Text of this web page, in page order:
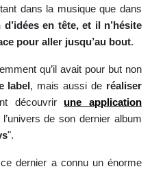
dans la musique que dans
d’idées en tête, et il n’hésite
pour aller jusqu’au bout.
qu’il avait pour but non
label , mais aussi de réaliser
découvrir
une application
de son dernier album
".
dernier a connu un énorme